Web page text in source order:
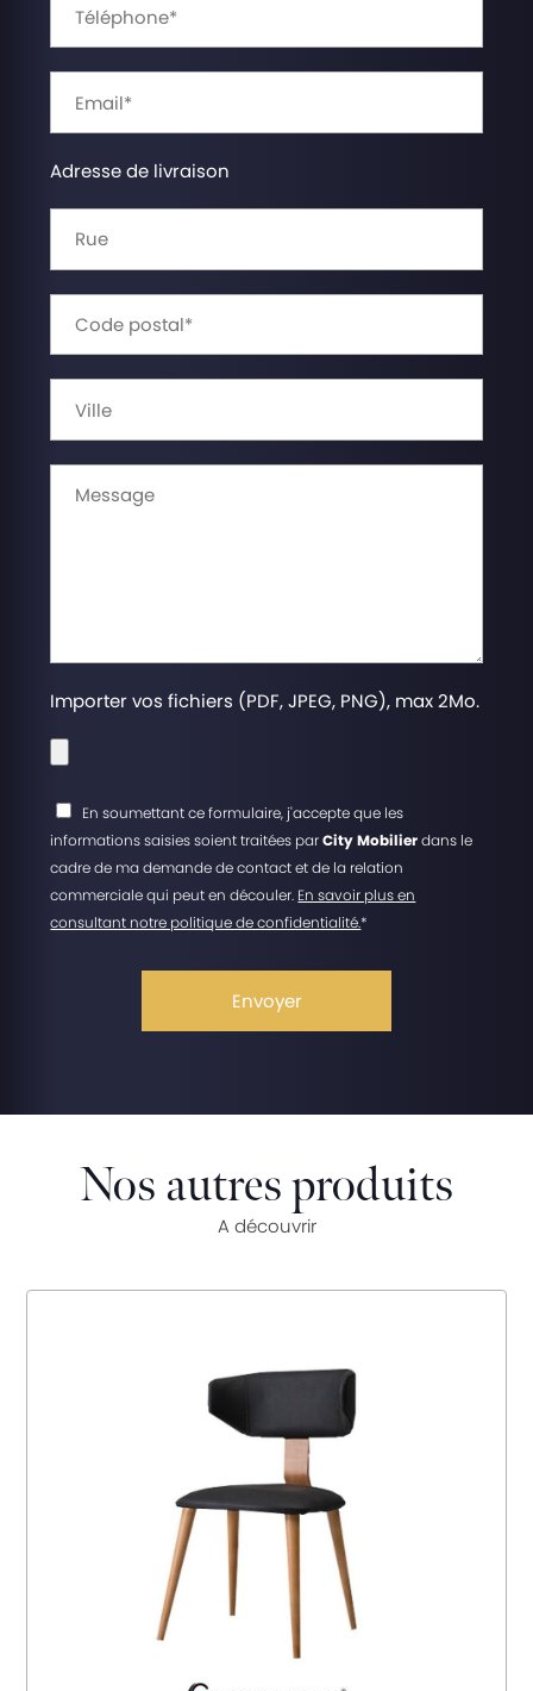
Adresse de livraison
Importer vos fichiers (PDF, JPEG, PNG), max 2Mo.
En soumettant ce formulaire, j'accepte que les
informations saisies soient traitées parCity Mobilierdans le
cadre de ma demande de contact et de la relation
commerciale qui peut en découler. En savoir plus en
consultant notre politique de confidentialité.*
Nos autres produits
A découvrir